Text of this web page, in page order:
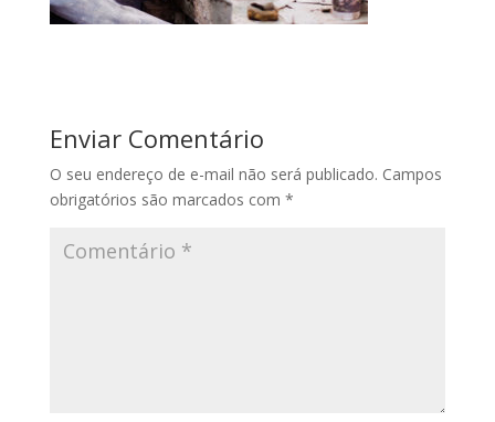
Enviar Comentário
O seu endereço de e-mail não será publicado. Campos
obrigatórios são marcados com *